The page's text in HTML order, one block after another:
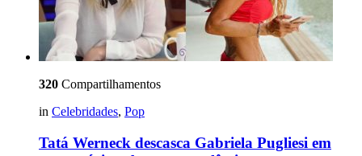
320 Compartilhamentos
in Celebridades, Pop
Tatá Werneck descasca Gabriela Pugliesi em